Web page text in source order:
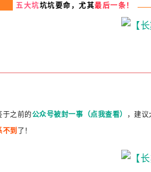
五大坑坑坑要命，尤其最后一条！
于之前的公众号被封一事（点我查看） ，建
不到 了！